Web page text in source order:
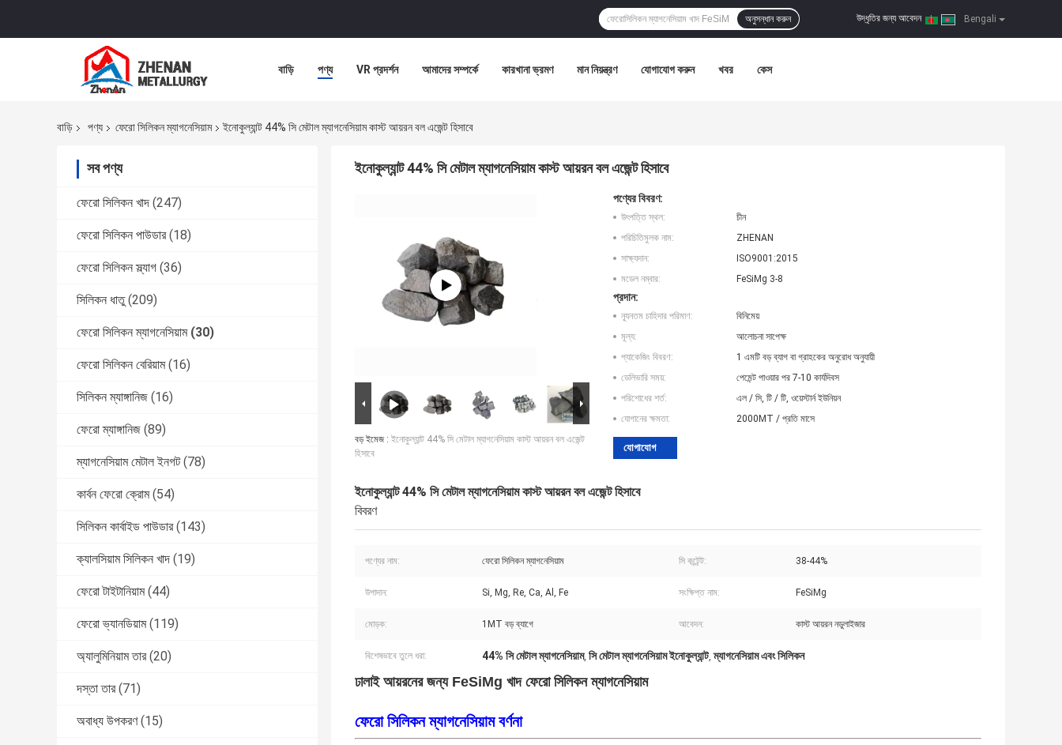
Bengali
উদ্ধৃতির জন্য আবেদন |
অনুসন্ধান করুন
বাড়ি পণ্য VR প্রদর্শন আমাদের সম্পর্কে কারখানা ভ্রমণ মান নিয়ন্ত্রণ যোগাযোগ করুন খবর কেস
বাড়ি পণ্য ফেরো সিলিকন ম্যাগনেসিয়াম ইনোকুল্যান্ট 44% সি মেটাল ম্যাগনেসিয়াম কাস্ট আয়রন বল এজেন্ট হিসাবে
সব পণ্য
ফেরো সিলিকন খাদ (247)
ফেরো সিলিকন পাউডার (18)
ফেরো সিলিকন স্ল্যাগ (36)
সিলিকন ধাতু (209)
ফেরো সিলিকন ম্যাগনেসিয়াম (30)
ফেরো সিলিকন বেরিয়াম (16)
সিলিকন ম্যাঙ্গানিজ (16)
ফেরো ম্যাঙ্গানিজ (89)
ম্যাগনেসিয়াম মেটাল ইনগট (78)
কার্বন ফেরো ক্রোম (54)
সিলিকন কার্বাইড পাউডার (143)
ক্যালসিয়াম সিলিকন খাদ (19)
ফেরো টাইটানিয়াম (44)
ফেরো ভ্যানডিয়াম (119)
অ্যালুমিনিয়াম তার (20)
দস্তা তার (71)
অবাধ্য উপকরণ (15)
ইনোকুল্যান্ট 44% সি মেটাল ম্যাগনেসিয়াম কাস্ট আয়রন বল এজেন্ট হিসাবে
বড় ইমেজ : ইনোকুল্যান্ট 44% সি মেটাল ম্যাগনেসিয়াম কাস্ট আয়রন বল এজেন্ট
হিসাবে
পণ্যের বিবরণ:
উৎপত্তি স্থল:
চীন
পরিচিতিমুলক নাম:
ZHENAN
সাক্ষ্যদান:
ISO9001:2015
মডেল নম্বার:
FeSiMg 3-8
প্রদান:
ন্যূনতম চাহিদার পরিমাণ:
বিনিমেয়
মূল্য:
আলোচনা সাপেক্ষ
প্যাকেজিং বিবরণ:
1 এমটি বড় ব্যাগ বা গ্রাহকের অনুরোধ অনুযায়ী
ডেলিভারি সময়:
পেমেন্ট পাওয়ার পর 7-10 কার্যদিবস
পরিশোধের শর্ত:
এল / সি, টি / টি, ওয়েস্টার্ন ইউনিয়ন
যোগানের ক্ষমতা:
2000MT / প্রতি মাসে
যোগাযোগ
ইনোকুল্যান্ট 44% সি মেটাল ম্যাগনেসিয়াম কাস্ট আয়রন বল এজেন্ট হিসাবে
বিবরণ
পণ্যের নাম: ফেরো সিলিকন ম্যাগনেসিয়াম সি কন্টেন্ট: 38-44%
উপাদান: Si, Mg, Re, Ca, Al, Fe সংক্ষিপ্ত নাম: FeSiMg
মোড়ক: 1MT বড় ব্যাগে আবেদন: কাস্ট আয়রন নডুলাইজার
বিশেষভাবে তুলে ধরা: 44% সি মেটাল ম্যাগনেসিয়াম, সি মেটাল ম্যাগনেসিয়াম ইনোকুল্যান্ট,ম্যাগনেসিয়াম এবং সিলিকন
ঢালাই আয়রনের জন্য FeSiMg খাদ ফেরো সিলিকন ম্যাগনেসিয়াম
ফেরো সিলিকন ম্যাগনেসিয়াম বর্ণনা